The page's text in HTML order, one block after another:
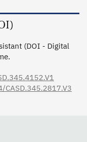
(DOI - Digital